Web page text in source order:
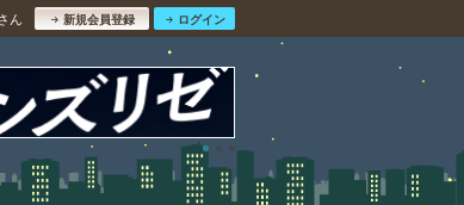
ん 新規会員登録 ログイン